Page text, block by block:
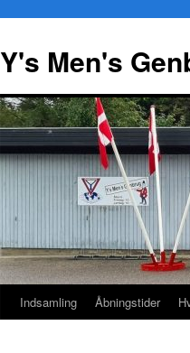
Y's Men's
HopIndsamling Åbningstider